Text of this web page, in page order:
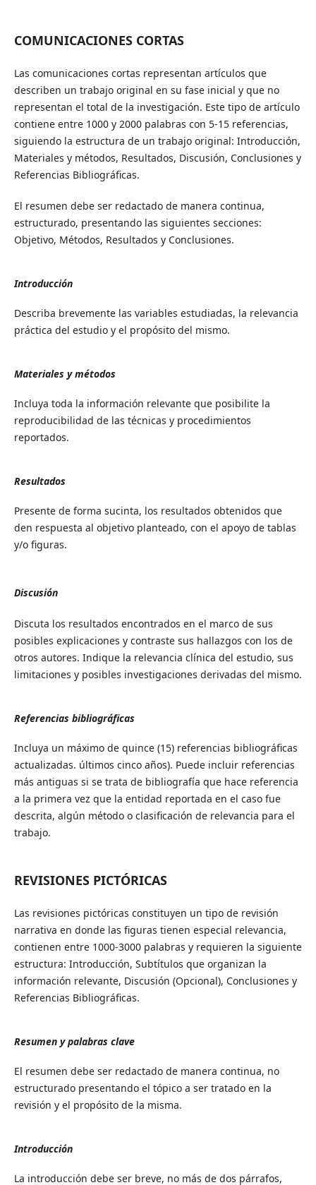
COMUNICACIONES CORTAS
Las comunicaciones cortas representan artículos que
describen un trabajo original en su fase inicial y que no
representan el total de la investigación. Este tipo de artículo
contiene entre 1000 y 2000 palabras con 5-15 referencias,
siguiendo la estructura de un trabajo original: Introducción,
Materiales y métodos, Resultados, Discusión, Conclusiones y
Referencias Bibliográficas.
El resumen debe ser redactado de manera continua,
estructurado, presentando las siguientes secciones:
Objetivo, Métodos, Resultados y Conclusiones.
Introducción
Describa brevemente las variables estudiadas, la relevancia
práctica del estudio y el propósito del mismo.
Materiales y métodos
Incluya toda la información relevante que posibilite la
reproducibilidad de las técnicas y procedimientos
reportados.
Resultados
Presente de forma sucinta, los resultados obtenidos que
den respuesta al objetivo planteado, con el apoyo de tablas
y/o figuras.
Discusión
Discuta los resultados encontrados en el marco de sus
posibles explicaciones y contraste sus hallazgos con los de
otros autores. Indique la relevancia clínica del estudio, sus
limitaciones y posibles investigaciones derivadas del mismo.
Referencias bibliográficas
Incluya un máximo de quince (15) referencias bibliográficas
actualizadas. últimos cinco años). Puede incluir referencias
más antiguas si se trata de bibliografía que hace referencia
a la primera vez que la entidad reportada en el caso fue
descrita, algún método o clasificación de relevancia para el
trabajo.
REVISIONES PICTÓRICAS
Las revisiones pictóricas constituyen un tipo de revisión
narrativa en donde las figuras tienen especial relevancia,
contienen entre 1000-3000 palabras y requieren la siguiente
estructura: Introducción, Subtítulos que organizan la
información relevante, Discusión (Opcional), Conclusiones y
Referencias Bibliográficas.
Resumen y palabras clave
El resumen debe ser redactado de manera continua, no
estructurado presentando el tópico a ser tratado en la
revisión y el propósito de la misma.
Introducción
La introducción debe ser breve, no más de dos párrafos,